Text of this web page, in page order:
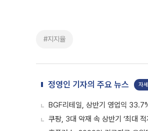
#지지율
정영인 기자의 주요 뉴스 자
BGF리테일, 상반기 영업익
쿠팡, 3대 악재 속 상반기 ‘최대 적